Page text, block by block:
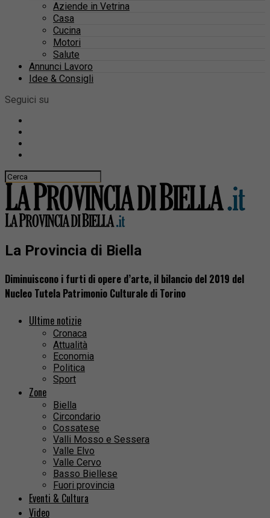
Aziende in Vetrina
Casa
Cucina
Motori
Salute
Annunci Lavoro
Idee & Consigli
Seguici su
La Provincia di Biella
Diminuiscono i furti di opere d’arte, il bilancio del 2019 del
Nucleo Tutela Patrimonio Culturale di Torino
Ultime notizie
Cronaca
Attualità
Economia
Politica
Sport
Zone
Biella
Circondario
Cossatese
Valli Mosso e Sessera
Valle Elvo
Valle Cervo
Basso Biellese
Fuori provincia
Eventi & Cultura
Video